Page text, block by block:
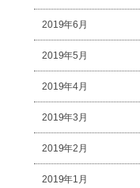
2019年6月
2019年5月
2019年4月
2019年3月
2019年2月
2019年1月